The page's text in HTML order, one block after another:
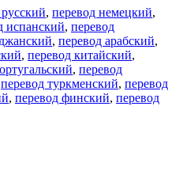
, перевод немецкий,
испанский, перевод
, перевод арабский,
, перевод китайский,
, перевод
перевод туркменский, перевод
, перевод финский, перевод